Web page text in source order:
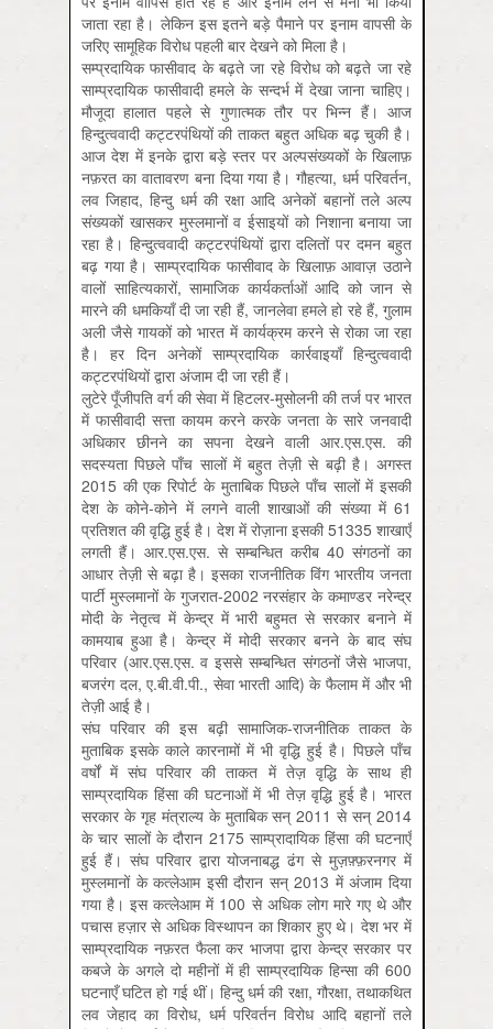
जाता रहा है। लेकिन इस इतने बड़े पैमाने पर इनाम वापसी के
जरिए सामूहिक विरोध पहली बार देखने को मिला है।
सम्प्रदायिक फासीवाद के बढ़ते जा रहे विरोध को बढ़ते जा रहे
साम्प्रदायिक फासीवादी हमले के सन्दर्भ में देखा जाना चाहिए।
मौजूदा हालात पहले से गुणात्मक तौर पर भिन्न हैं। आज
हिन्दुत्ववादी कट्टरपंथियों की ताकत बहुत अधिक बढ़ चुकी है।
आज देश में इनके द्वारा बड़े स्तर पर अल्पसंख्यकों के खिलाफ़
नफ़रत का वातावरण बना दिया गया है। गौहत्या, धर्म परिवर्तन,
लव जिहाद, हिन्दु धर्म की रक्षा आदि अनेकों बहानों तले अल्प
संख्यकों खासकर मुस्लमानों व ईसाइयों को निशाना बनाया जा
रहा है। हिन्दुत्ववादी कट्टरपंथियों द्वारा दलितों पर दमन बहुत
बढ़ गया है। साम्प्रदायिक फासीवाद के खिलाफ़ आवाज़ उठाने
वालों साहित्यकारों, सामाजिक कार्यकर्ताओं आदि को जान से
मारने की धमकियाँ दी जा रही हैं, जानलेवा हमले हो रहे हैं, गुलाम
अली जैसे गायकों को भारत में कार्यक्रम करने से रोका जा रहा
है। हर दिन अनेकों साम्प्रदायिक कार्रवाइयाँ हिन्दुत्ववादी
कट्टरपंथियों द्वारा अंजाम दी जा रही हैं।
लुटेरे पूँजीपति वर्ग की सेवा में हिटलर-मुसोलनी की तर्ज पर भारत
में फासीवादी सत्ता कायम करने करके जनता के सारे जनवादी
अधिकार छीनने का सपना देखने वाली आर.एस.एस. की
सदस्यता पिछले पाँच सालों में बहुत तेज़ी से बढ़ी है। अगस्त
2015 की एक रिपोर्ट के मुताबिक पिछले पाँच सालों में इसकी
देश के कोने-कोने में लगने वाली शाखाओं की संख्या में 61
प्रतिशत की वृद्धि हुई है। देश में रोज़ाना इसकी 51335 शाखाएँ
लगती हैं। आर.एस.एस. से सम्बन्धित करीब 40 संगठनों का
आधार तेज़ी से बढ़ा है। इसका राजनीतिक विंग भारतीय जनता
पार्टी मुस्लमानों के गुजरात-2002 नरसंहार के कमाण्डर नरेन्द्र
मोदी के नेतृत्व में केन्द्र में भारी बहुमत से सरकार बनाने में
कामयाब हुआ है। केन्द्र में मोदी सरकार बनने के बाद संघ
परिवार (आर.एस.एस. व इससे सम्बन्धित संगठनों जैसे भाजपा,
बजरंग दल, ए.बी.वी.पी., सेवा भारती आदि) के फैलाम में और भी
तेज़ी आई है।
संघ परिवार की इस बढ़ी सामाजिक-राजनीतिक ताकत के
मुताबिक इसके काले कारनामों में भी वृद्धि हुई है। पिछले पाँच
वर्षों में संघ परिवार की ताकत में तेज़ वृद्धि के साथ ही
साम्प्रदायिक हिंसा की घटनाओं में भी तेज़ वृद्धि हुई है। भारत
सरकार के गृह मंत्राल्य के मुताबिक सन् 2011 से सन् 2014
के चार सालों के दौरान 2175 साम्प्रादायिक हिंसा की घटनाएँ
हुई हैं। संघ परिवार द्वारा योजनाबद्ध ढंग से मुज़फ़्फ़रनगर में
मुस्लमानों के कत्लेआम इसी दौरान सन् 2013 में अंजाम दिया
गया है। इस कत्लेआम में 100 से अधिक लोग मारे गए थे और
पचास हज़ार से अधिक विस्थापन का शिकार हुए थे। देश भर में
साम्प्रदायिक नफ़रत फैला कर भाजपा द्वारा केन्द्र सरकार पर
कबजे के अगले दो महीनों में ही साम्प्रदायिक हिन्सा की 600
घटनाएँ घटित हो गई थीं। हिन्दु धर्म की रक्षा, गौरक्षा, तथाकथित
लव जेहाद का विरोध, धर्म परिवर्तन विरोध आदि बहानों तले